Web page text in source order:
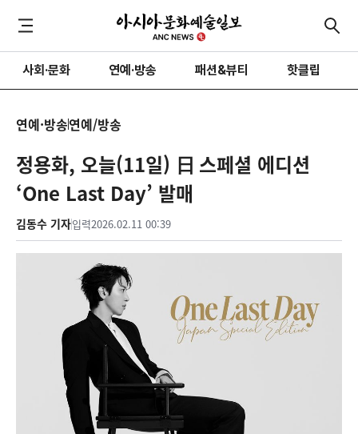
사회·문화 연예·방송 패션&뷰티 핫클립
연예·방송연예/방송
정용화, 오늘(11일) 日 스페셜 에디션
‘One Last Day’ 발매
김동수 기자입력2026.02.11 00:39